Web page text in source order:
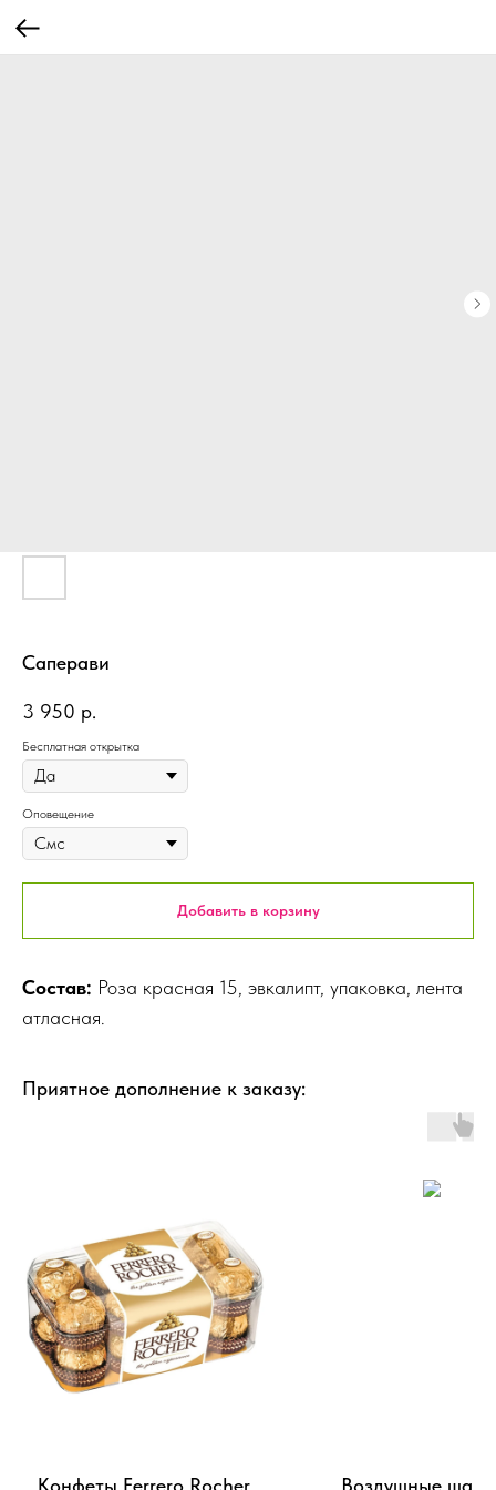
Саперави
3 950 р.
Бесплатная открытка
Оповещение
Добавить в корзину
Состав: Роза красная 15, эвкалипт, упаковка, лента
атласная.
Приятное дополнение к заказу:
Конфеты Ferrero Rocher Воздушные